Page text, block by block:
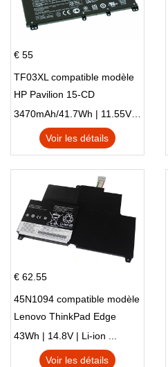
€ 55
TF03XL compatible modèle
HP Pavilion 15-CD
3470mAh/41.7Wh | 11.55V | Li-ion ...
Voir les détails
€ 62.55
45N1094 compatible modèle
Lenovo ThinkPad Edge
S230u Twist
43Wh | 14.8V | Li-ion ...
Voir les détails